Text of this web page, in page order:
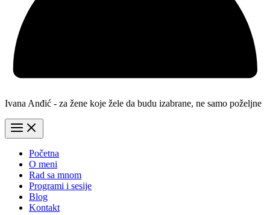
Ivana Anđić - za žene koje žele da budu izabrane, ne samo poželjne
Početna
O meni
Rad sa mnom
Programi i sesije
Blog
Kontakt